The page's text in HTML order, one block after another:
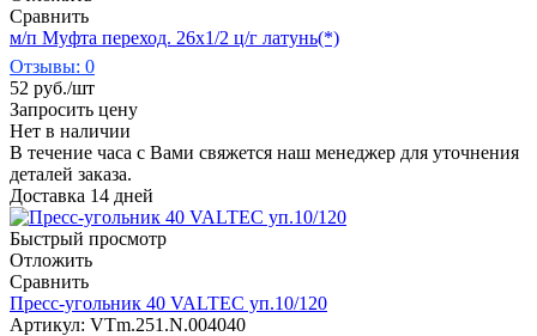
Сравнить
м/п Муфта переход. 26х1/2 ц/г латунь(*)
Отзывы: 0
52 руб./шт
Запросить цену
Нет в наличии
В течение часа с Вами свяжется наш менеджер для уточнения
деталей заказа.
Доставка 14 дней
Быстрый просмотр
Отложить
Сравнить
Пресс-угольник 40 VALTEC уп.10/120
Артикул: VTm.251.N.004040